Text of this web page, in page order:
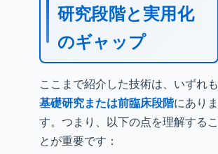
研究段階と実用化
のギャップ
ここまで紹介した技術は、いずれも
基礎研究または前臨床段階にありま
す。つまり、以下の点を理解するこ
とが重要です：